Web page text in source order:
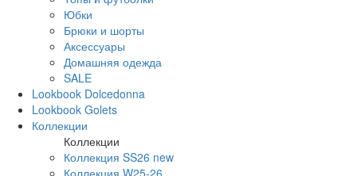
Юбки
Брюки и шорты
Аксессуары
Домашняя одежда
SALE
Lookbook Dolcedonna
Lookbook Golets
Коллекции
Коллекции
Коллекция SS26 new
Коллекция W25-26